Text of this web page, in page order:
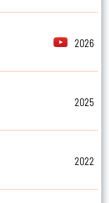
2026
2025
2022